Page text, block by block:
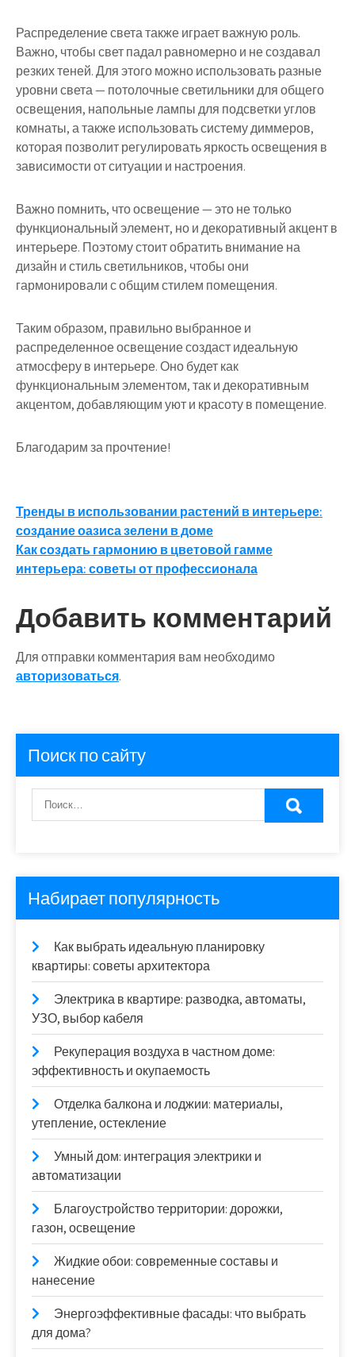
Распределение света также играет важную роль.
Важно, чтобы свет падал равномерно и не создавал
резких теней. Для этого можно использовать разные
уровни света — потолочные светильники для общего
освещения, напольные лампы для подсветки углов
комнаты, а также использовать систему диммеров,
которая позволит регулировать яркость освещения в
зависимости от ситуации и настроения.
Важно помнить, что освещение — это не только
функциональный элемент, но и декоративный акцент в
интерьере. Поэтому стоит обратить внимание на
дизайн и стиль светильников, чтобы они
гармонировали с общим стилем помещения.
Таким образом, правильно выбранное и
распределенное освещение создаст идеальную
атмосферу в интерьере. Оно будет как
функциональным элементом, так и декоративным
акцентом, добавляющим уют и красоту в помещение.
Благодарим за прочтение!
Навигация
по
записям
Тренды в использовании растений в интерьере:
создание оазиса зелени в доме
Как создать гармонию в цветовой гамме
интерьера: советы от профессионала
Добавить комментарий
Для отправки комментария вам необходимо
авторизоваться.
Поиск по сайту
Набирает популярность
Как выбрать идеальную планировку
квартиры: советы архитектора
Электрика в квартире: разводка, автоматы,
УЗО, выбор кабеля
Рекуперация воздуха в частном доме:
эффективность и окупаемость
Отделка балкона и лоджии: материалы,
утепление, остекление
Умный дом: интеграция электрики и
автоматизации
Благоустройство территории: дорожки,
газон, освещение
Жидкие обои: современные составы и
нанесение
Энергоэффективные фасады: что выбрать
для дома?